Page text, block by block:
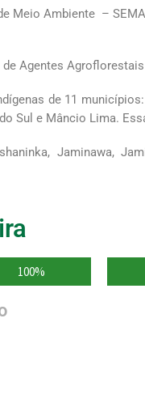
Meio Ambiente –
Agentes
de 11
Sul e Mâncio Lima.
Jaminawa,
100%